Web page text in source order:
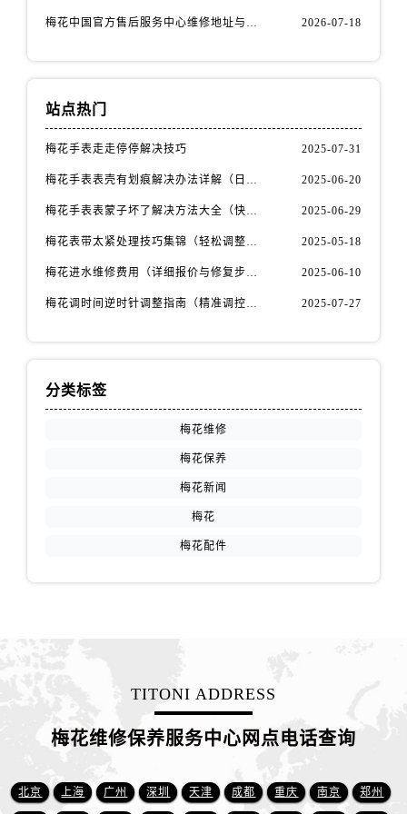
江苏省无锡市梁溪区人民中路139号恒隆广场写字楼1座11层1104室售后服务中心（需提前预约）
江苏省苏州市苏州工业园区 星港街199号苏州中心办公楼C座22层08室售后服务中心（需提前预约）
广西省南宁市青秀区金湖路59号地王大厦12楼1224室售后服务中心（需提前预约）
安徽省合肥市蜀山区潜山路111号万象城华润大厦B座12楼03室售后服务中心（需提前预约）
福建省泉州市丰泽区宝洲路729号浦西万达中心写字楼A座7楼709室售后服务中心（需提前预约）
山东省青岛市南区山东路6号华润大厦B座22层04室售后服务中心（需提前预约）
云南省昆明市盘龙区北京路928号同德昆明广场写字楼10层06室售后服务中心（需提前预约）
陕西省西安市碑林区南关正街88号华侨城长安国际中心E座6楼10室售后服务中心（需提前预约）
河北省唐山市路南区新华东道100号万达广场写字楼A座10层1002室售后服务中心（需提前预约）
节假日正常营业！
梅花中国官方售后服务中心维修地址与客服热线实地考察报告+多信源验证（2026年7月最新） 2026-07-18
站点热门
梅花手表走走停停解决技巧 2025-07-31
梅花手表表壳有划痕解决办法详解（日常保养与修复技巧指南） 2025-06-20
梅花手表表蒙子坏了解决方法大全（快速修复指南） 2025-06-29
梅花表带太紧处理技巧集锦（轻松调整佩戴舒适度的方法） 2025-05-18
梅花进水维修费用（详细报价与修复步骤） 2025-06-10
梅花调时间逆时针调整指南（精准调控的秘诀） 2025-07-27
分类标签
梅花维修
梅花保养
梅花新闻
梅花
梅花配件
TITONI ADDRESS
梅花维修保养服务中心网点电话查询
北京 上海 广州 深圳 天津 成都 重庆 南京 郑州